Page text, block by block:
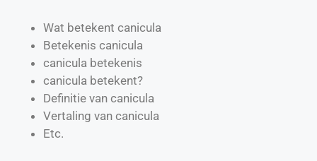
Wat betekent canicula
Betekenis canicula
canicula betekenis
canicula betekent?
Definitie van canicula
Vertaling van canicula
Etc.